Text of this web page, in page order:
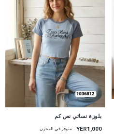
بلوزة نسائي نص كم
YER1,000 متوفر في المخزن